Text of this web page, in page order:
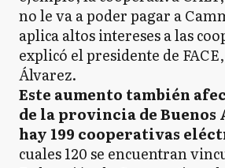
no le va a poder pagar a
aplica altos intereses a las
explicó el presidente de
Álvarez.
Este aumento también
de la provincia de Buenos
hay 199 cooperativas
cuales 120 se encuentran